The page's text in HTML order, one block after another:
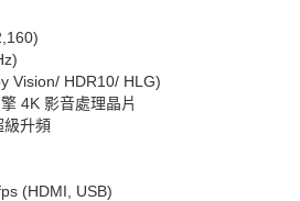
Vision/ HDR10/ HLG)
4K 影音處理晶片
級升頻
(HDMI, USB)